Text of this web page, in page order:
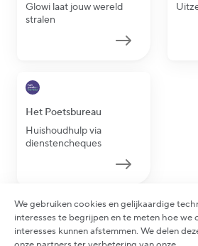
Glowi laat jouw wereld
stralen
Het Poetsbureau
Huishoudhulp via
dienstencheques
2026 Glowi - Alle rechten
We gebruiken cookies en gelijkaardige
interesses te begrijpen en te meten hoe we
interesses kunnen afstemmen. We delen